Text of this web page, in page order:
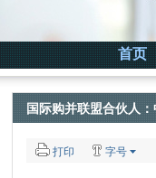
首页
国际购并联盟合伙人
打印 字号